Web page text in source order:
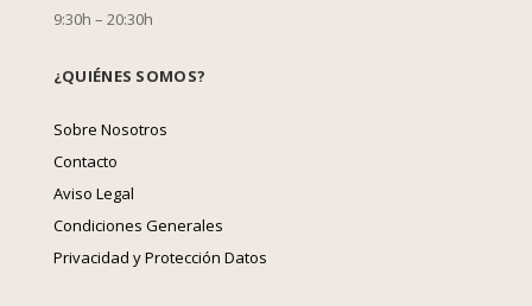
9:30h – 20:30h
¿QUIÉNES SOMOS?
Sobre Nosotros
Contacto
Aviso Legal
Condiciones Generales
Privacidad y Protección Datos